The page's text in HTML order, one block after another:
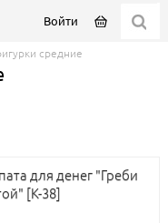
Войти
средние
для денег "Греби
[К-38]